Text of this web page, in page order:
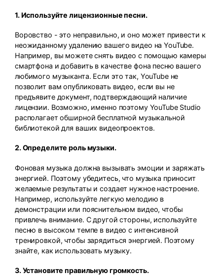
1. Используйте лицензионные песни.
Воровство - это неправильно, и оно может привести к
неожиданному удалению вашего видео на YouTube.
Например, вы можете снять видео с помощью камеры
смартфона и добавить в качестве фона песню вашего
любимого музыканта. Если это так, YouTube не
позволит вам опубликовать видео, если вы не
предъявите документ, подтверждающий наличие
лицензии. Возможно, именно поэтому YouTube Studio
располагает обширной бесплатной музыкальной
библиотекой для ваших видеопроектов.
2. Определите роль музыки.
Фоновая музыка должна вызывать эмоции и заряжать
энергией. Поэтому убедитесь, что музыка приносит
желаемые результаты и создает нужное настроение.
Например, используйте легкую мелодию в
демонстрации или пояснительном видео, чтобы
привлечь внимание. С другой стороны, используйте
песню в высоком темпе в видео с интенсивной
тренировкой, чтобы зарядиться энергией. Поэтому
знайте, как использовать музыку.
3. Установите правильную громкость.